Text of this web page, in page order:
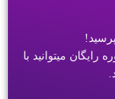
میتوانید با